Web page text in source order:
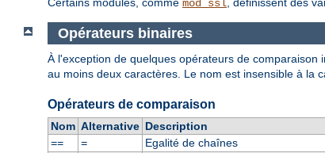
mod_ssl
Opérateurs binaires
À l'exception de quelques opérateurs de
au moins deux caractères. Le nom est insensible à la
Opérateurs de comparaison
Nom Alternative Description
==
=
Egalité de chaînes